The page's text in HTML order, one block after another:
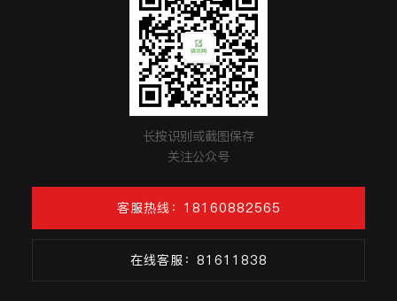
长按识别或截图保存
关注公众号
客服热线：18160882565
在线客服：81611838